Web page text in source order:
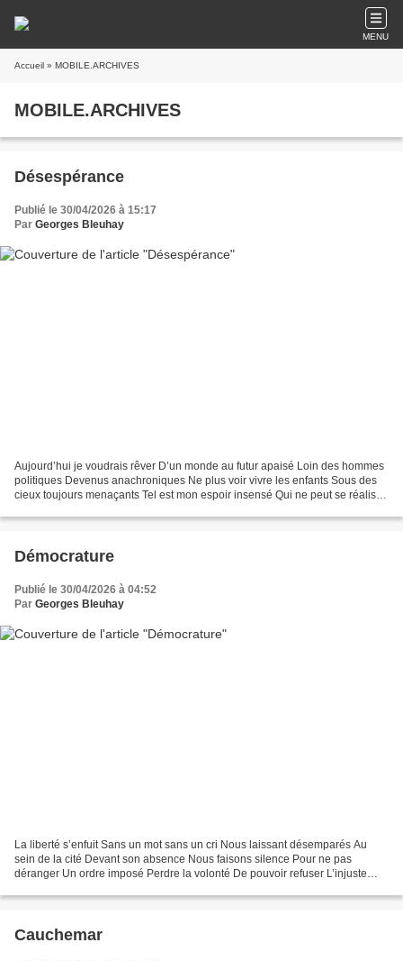
MENU
Accueil » MOBILE.ARCHIVES
MOBILE.ARCHIVES
Désespérance
Publié le 30/04/2026 à 15:17
Par Georges Bleuhay
Aujourd’hui je voudrais rêver D’un monde au futur apaisé Loin des hommes
politiques Devenus anachroniques Ne plus voir vivre les enfants Sous des
cieux toujours menaçants Tel est mon espoir insensé Qui ne peut se réaliser
Démocrature
Publié le 30/04/2026 à 04:52
Par Georges Bleuhay
La liberté s’enfuit Sans un mot sans un cri Nous laissant désemparés Au
sein de la cité Devant son absence Nous faisons silence Pour ne pas
déranger Un ordre imposé Perdre la volonté De pouvoir refuser L’injuste
Cauchemar